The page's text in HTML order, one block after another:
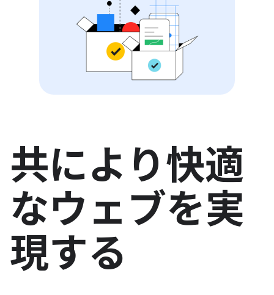
共により快適
なウェブを実
現する